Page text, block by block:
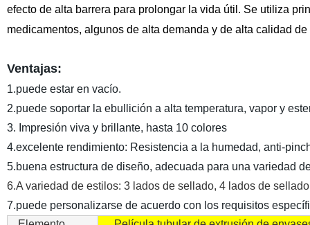
efecto de alta barrera para prolongar la vida útil. Se utiliza
medicamentos, algunos de alta demanda y de alta calidad
Ventajas:
1.puede estar en vacío.
2.puede soportar la ebullición a alta temperatura, vapor y
3. Impresión viva y brillante, hasta 10 colores
4.excelente rendimiento: Resistencia a la humedad, anti-
5.buena estructura de diseño, adecuada para una variedad
6.A variedad de estilos: 3 lados de sellado, 4 lados de
7.puede personalizarse de acuerdo con los requisitos